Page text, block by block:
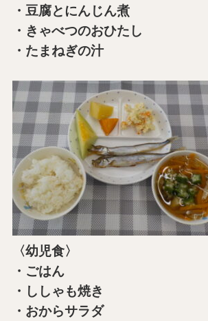
・豆腐とにんじん煮
・きゃべつのおひたし
・たまねぎの汁
〈幼児食〉
・ごはん
・ししゃも焼き
・おからサラダ